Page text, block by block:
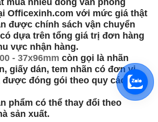
Officexinh.com với mức giá thật
được chính sách vận chuyển
dựa trên tổng giá trị đơn hàng
vực nhận hàng.
- 37x96mm còn gọi là nhãn
giấy dán, tem nhãn có đơn vị
được đóng gói theo quy cách: 10
phẩm có thể thay đổi theo
sản xuất.